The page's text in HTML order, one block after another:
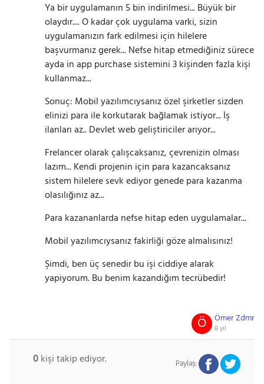
Ya bir uygulamanın 5 bin indirilmesi... Büyük bir
olaydır.... O kadar çok uygulama varki, sizin
uygulamanızın fark edilmesi için hilelere
başvurmanız gerek... Nefse hitap etmediğiniz sürece
ayda in app purchase sistemini 3 kişinden fazla kişi
kullanmaz...
Sonuç: Mobil yazılımcıysanız özel şirketler sizden
elinizi para ile korkutarak bağlamak istiyor... İş
ilanları az.. Devlet web geliştiriciler arıyor...
Frelancer olarak çalışcaksanız, çevrenizin olması
lazım... Kendi projenin için para kazancaksanız
sistem hilelere sevk ediyor genede para kazanma
olasılığınız az...
Para kazananlarda nefse hitap eden uygulamalar...
Mobil yazılımcıysanız fakirliği göze almalısınız!
Şimdi, ben üç senedir bu işi ciddiye alarak
yapiyorum. Bu benim kazandığım tecrübedir!
Ömer Zdmr
8 yıl
Ö
0kişi takip ediyor. Paylaş: